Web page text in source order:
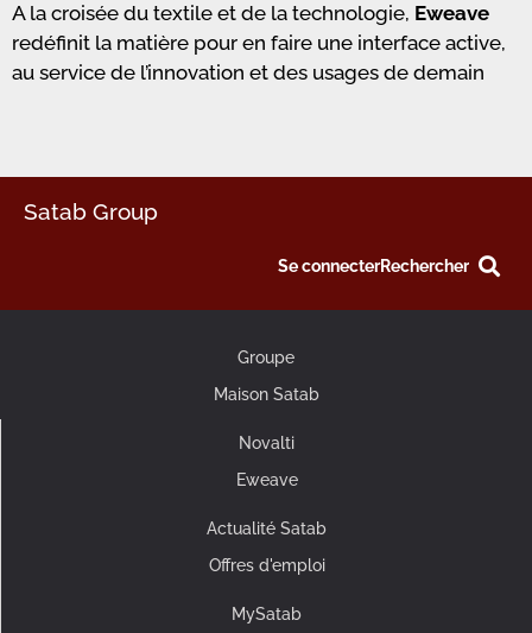
A la croisée du textile et de la technologie, Eweave
redéfinit la matière pour en faire une interface active,
au service de l’innovation et des usages de demain
Satab Group
Se connecterRechercher
Groupe
Maison Satab
Novalti
Eweave
Actualité Satab
Offres d'emploi
MySatab